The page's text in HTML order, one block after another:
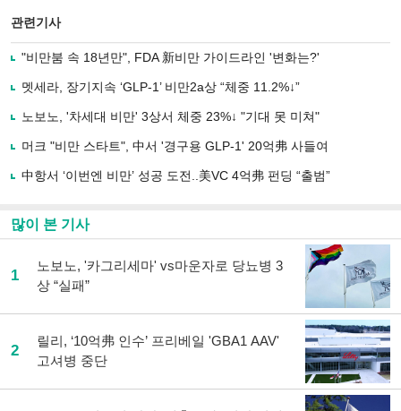
로
기
사
유
기
관련기사
"비만붐 속 18년만", FDA 新비만 가이드라인 '변화는?'
멧세라, 장기지속 ‘GLP-1’ 비만2a상 “체중 11.2%↓”
노보노, '차세대 비만' 3상서 체중 23%↓ "기대 못 미쳐"
머크 "비만 스타트", 中서 '경구용 GLP-1' 20억弗 사들여
中항서 ‘이번엔 비만’ 성공 도전..美VC 4억弗 펀딩 “출범”
많이 본 기사
1
노보노, '카그리세마' vs마운자로 당뇨병 3
상 “실패”
2
릴리, ‘10억弗 인수’ 프리베일 'GBA1 AAV'
고셔병 중단